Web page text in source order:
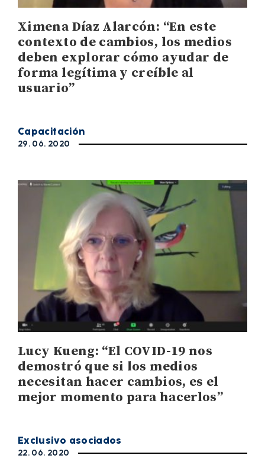
Ximena Díaz Alarcón: “En este
contexto de cambios, los medios
deben explorar cómo ayudar de
forma legítima y creíble al
usuario”
Capacitación
29. 06. 2020
Lucy Kueng: “El COVID-19 nos
demostró que si los medios
necesitan hacer cambios, es el
mejor momento para hacerlos”
Exclusivo asociados
22. 06. 2020